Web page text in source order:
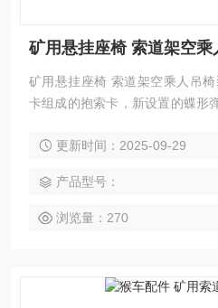
矿用悬挂座椅 索道架空乘
矿用悬挂座椅 索道架空乘人吊椅装置 抱索器一端由内卡和外
卡组成的抱索卡，新设置的蝶形
致使抱索卡的钳口较长期不会有
更新时间：2025-09-29
产品型号：
浏览量：270